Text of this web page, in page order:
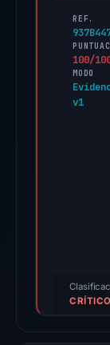
REF.
100/
MODO
v1
CRÍTICO